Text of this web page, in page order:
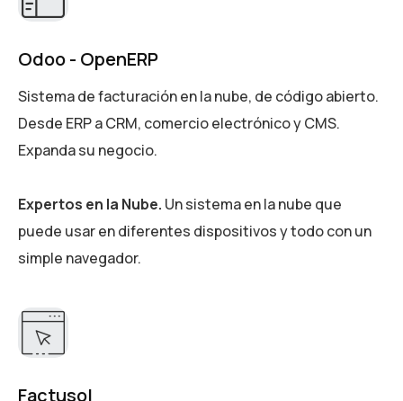
Odoo - OpenERP
Sistema de facturación en la nube, de código abierto.
Desde ERP a CRM, comercio electrónico y CMS.
Expanda su negocio.
Expertos en la Nube. Un sistema en la nube que
puede usar en diferentes dispositivos y todo con un
simple navegador.
Factusol